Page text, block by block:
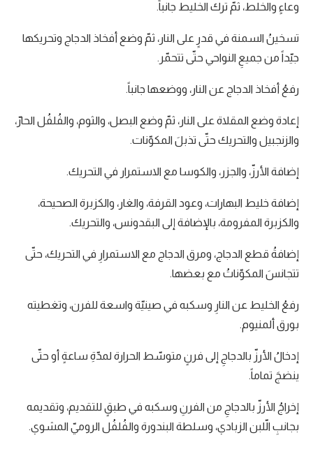
وعاءٍ والخلط، ثمّ ترك الخليط جانباً.
تسخينُ السمنة في قدرٍ على النار، ثمّ وضع أفخاذ الدجاج وتحريكها
جيّداً من جميعِ النواحي حتّى تتحمّر.
رفعُ أفخاذ الدجاج عن النار، ووضعها جانباً.
إعادة وضع المقلاة على النار، ثمّ وضع البصل، والثوم، والفُلفُل الحارّ،
والزنجبيل والتحريك حتّى تذبلَ المكوّنات.
إضافة الأرزّ، والجزر، والكوسا مع الاستمرار في التحريك.
إضافة خليط البهارات، وعود القرفة، والغار، والكزبرة الصحيحة،
والكزبرة المفرومة، بالإضافة إلى البقدونس، والتحريك.
إضافةُ قطع الدجاج، ومرق الدجاج مع الاستمرارِ في التحريك، حتّى
تتجانسَ المكوّناتُ مع بعضها.
رفعُ الخليط عن النارِ وسكبه في صينيّة واسعة للفرن، وتغطيته
بورق ألمنيوم.
إدخالُ الأرزّ بالدجاجِ إلى فرنٍ متوسّط الحرارة لمدّةِ ساعةٍ أو حتّى
ينضجَ تماماً.
إخراجُ الأرزّ بالدجاجِ من الفرنِ وسكبه في طبقٍ للتقديم، وتقديمه
بجانبِ الّلبن الزبادي، وسلطة البندورة والفُلفُل الروميّ المشوي.